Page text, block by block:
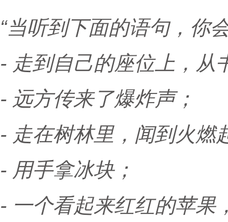
“当听到下面的语句，你
- 走到自己的座位上，从
- 远方传来了爆炸声；
- 走在树林里，闻到火燃
- 用手拿冰块；
- 一个看起来红红的苹果